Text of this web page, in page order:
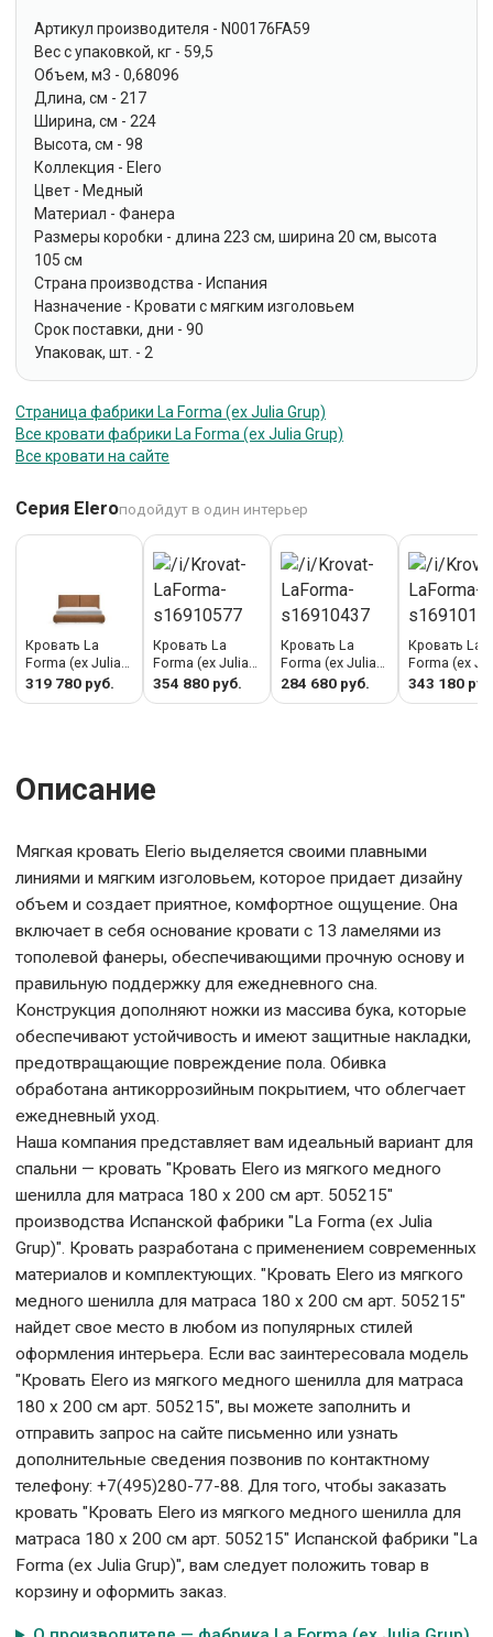
Артикул производителя - N00176FA59
Вес с упаковкой, кг - 59,5
Объем, м3 - 0,68096
Длина, см - 217
Ширина, см - 224
Высота, см - 98
Коллекция - Elero
Цвет - Медный
Материал - Фанера
Размеры коробки - длина 223 см, ширина 20 см, высота
105 см
Страна производства - Испания
Назначение - Кровати с мягким изголовьем
Срок поставки, дни - 90
Упаковак, шт. - 2
Страница фабрики La Forma (ех Julia Grup)
Все кровати фабрики La Forma (ех Julia Grup)
Все кровати на сайте
Серия Eleroподойдут в один интерьер
Кровать La
Forma (ех Julia
Grup) Кровать
Elero из мягкого
505211
319 780 руб.
Кровать La
Forma (ех Julia
Grup) Кровать
505207
354 880 руб.
Кровать La
Forma (ех Julia
Grup) Кровать
284 680 руб.
Кровать La
Forma (ех
Grup)
Elero из
343 180
Описание
Мягкая кровать Elerio выделяется своими плавными
линиями и мягким изголовьем, которое придает дизайну
объем и создает приятное, комфортное ощущение. Она
включает в себя основание кровати с 13 ламелями из
тополевой фанеры, обеспечивающими прочную основу и
правильную поддержку для ежедневного сна.
Конструкция дополняют ножки из массива бука, которые
обеспечивают устойчивость и имеют защитные накладки,
предотвращающие повреждение пола. Обивка
обработана антикоррозийным покрытием, что облегчает
ежедневный уход.
Наша компания представляет вам идеальный вариант для
спальни — кровать "Кровать Elero из мягкого медного
шенилла для матраса 180 x 200 см арт. 505215"
производства Испанской фабрики "La Forma (ех Julia
Grup)". Кровать разработана с применением современных
материалов и комплектующих. "Кровать Elero из мягкого
медного шенилла для матраса 180 x 200 см арт. 505215"
найдет свое место в любом из популярных стилей
оформления интерьера. Если вас заинтересовала модель
"Кровать Elero из мягкого медного шенилла для матраса
180 x 200 см арт. 505215", вы можете заполнить и
отправить запрос на сайте письменно или узнать
дополнительные сведения позвонив по контактному
телефону: +7(495)280-77-88. Для того, чтобы заказать
кровать "Кровать Elero из мягкого медного шенилла для
матраса 180 x 200 см арт. 505215" Испанской фабрики "La
Forma (ех Julia Grup)", вам следует положить товар в
корзину и оформить заказ.